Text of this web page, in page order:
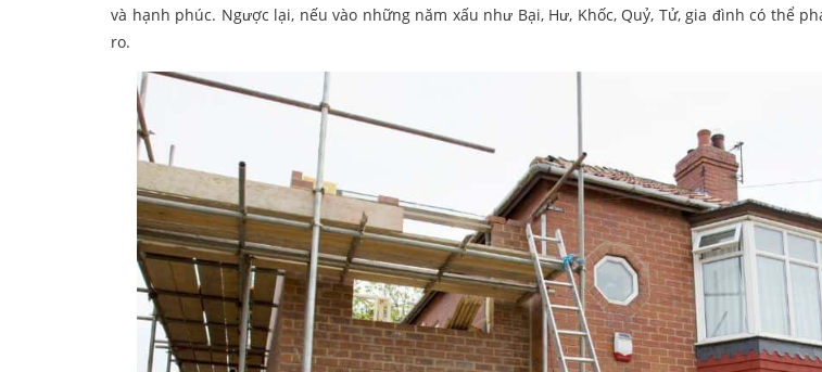
và hạnh phúc. Ngược lại, nếu vào những năm xấu như Bại, Hư, Khốc, Quỷ, Tử, gia đình có thể
ro.